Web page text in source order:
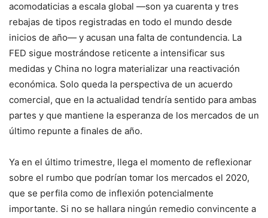
acomodaticias a escala global —son ya cuarenta y tres
rebajas de tipos registradas en todo el mundo desde
inicios de año— y acusan una falta de contundencia. La
FED sigue mostrándose reticente a intensificar sus
medidas y China no logra materializar una reactivación
económica. Solo queda la perspectiva de un acuerdo
comercial, que en la actualidad tendría sentido para ambas
partes y que mantiene la esperanza de los mercados de un
último repunte a finales de año.
Ya en el último trimestre, llega el momento de reflexionar
sobre el rumbo que podrían tomar los mercados el 2020,
que se perfila como de inflexión potencialmente
importante. Si no se hallara ningún remedio convincente a